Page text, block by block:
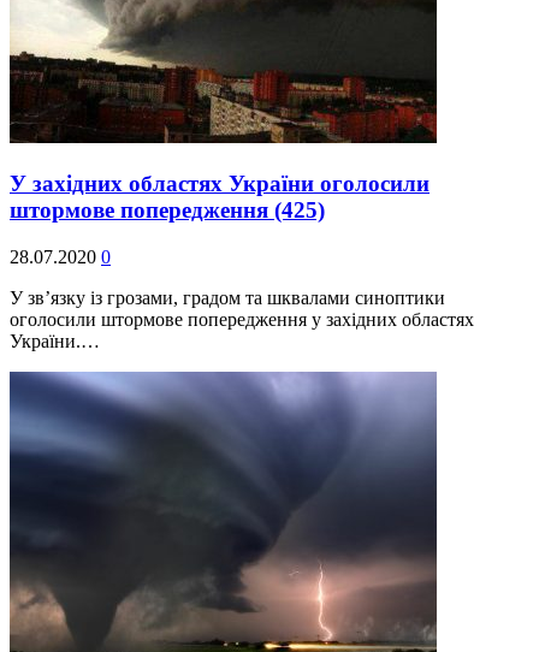
У західних областях України оголосили
штормове попередження (425)
28.07.2020 0
У зв’язку із грозами, градом та шквалами синоптики
оголосили штормове попередження у західних областях
України.…